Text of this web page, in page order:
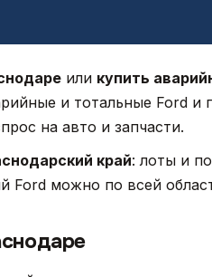
или купить
и тотальные Ford
на авто и запчасти.
край: лоты и
Ford можно по всей